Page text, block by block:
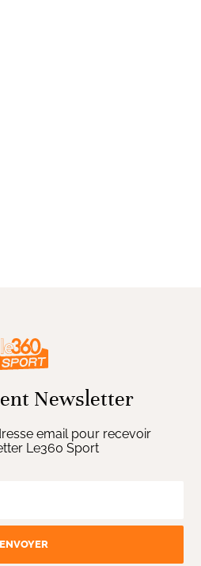
Newsletter
email pour recevoir
Le360 Sport
ENVOYER